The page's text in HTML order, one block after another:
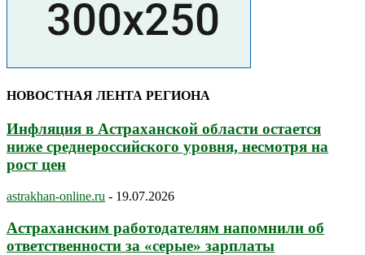
НОВОСТНАЯ ЛЕНТА РЕГИОНА
Инфляция в Астраханской области остается
ниже среднероссийского уровня, несмотря на
рост цен
astrakhan-online.ru - 19.07.2026
Астраханским работодателям напомнили об
ответственности за «серые» зарплаты